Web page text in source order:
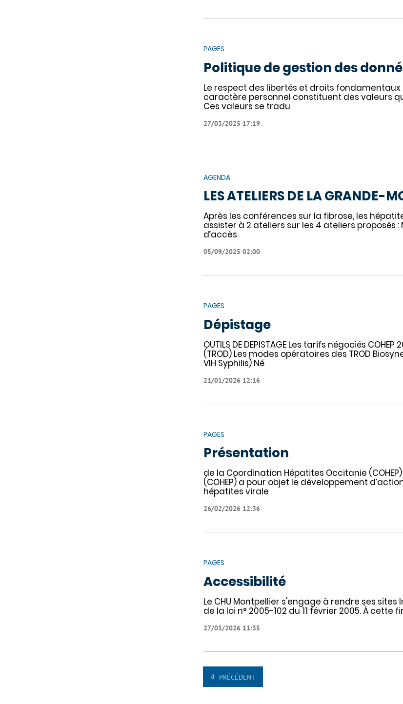
PAGES
Politique de gestion des
Le respect des libertés et droits
caractère personnel constituent des valeurs
Ces valeurs se tradu
27/03/2025 17:19
AGENDA
LES ATELIERS DE LA GRANDE-
Après les conférences sur la fibrose, les
assister à 2 ateliers sur les 4 ateliers proposés
d’accès
05/09/2025 02:00
PAGES
Dépistage
OUTILS DE DEPISTAGE Les tarifs négociés
(TROD) Les modes opératoires des TROD
VIH Syphilis) Né
21/01/2026 12:16
PAGES
Présentation
de la Coordination Hépatites Occitanie
(COHEP) a pour objet le développement
hépatites virale
26/02/2026 12:36
PAGES
Accessibilité
Le CHU Montpellier s'engage à rendre ses
de la loi n° 2005-102 du 11 février 2005. À
27/03/2026 11:35
PRÉCÉDENT